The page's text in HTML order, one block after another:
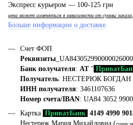
Экспресс курьером — 100-125 грн
цена может изменяться в зависимости от суммы заказа,
Больше информации о доставке
Счет ФОП
Реквизиты
Банк получателя: АТ"
Получатель: НЕСТЕРЮК
ИНН получателя: 3461107636
Номер счета/IBAN: UA84 3052
Картка ПриватБанк 4149 4990
Нестерюк Мария Михайловна (сумму